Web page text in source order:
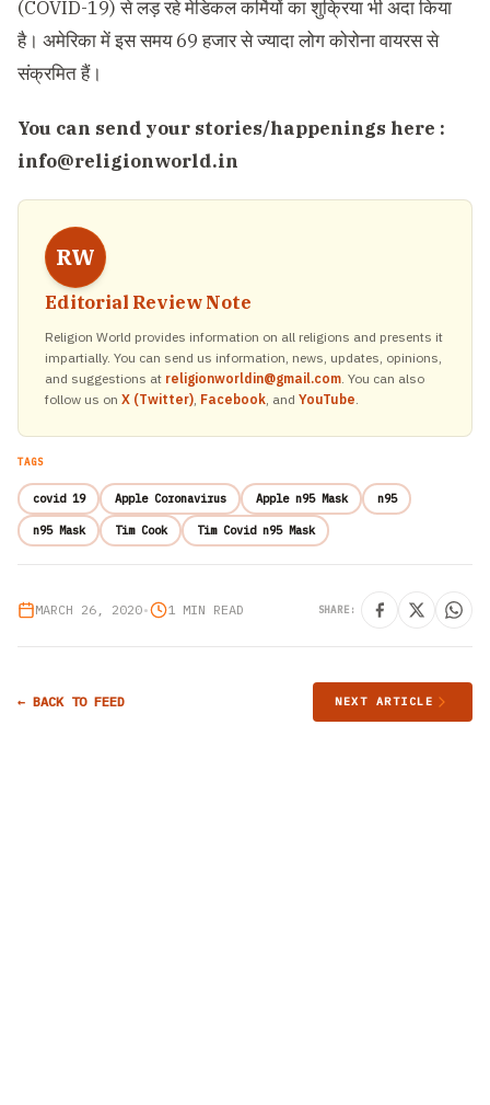
(COVID-19) से लड़ रहे मेडिकल कर्मियों का शुक्रिया भी अदा किया
है। अमेरिका में इस समय 69 हजार से ज्यादा लोग कोरोना वायरस से
संक्रमित हैं।
You can send your stories/happenings here :
info@religionworld.in
RW
Editorial Review Note
Religion World provides information on all religions and presents it
impartially. You can send us information, news, updates, opinions,
and suggestions at religionworldin@gmail.com. You can also
follow us on X (Twitter), Facebook, and YouTube.
TAGS
covid 19 Apple Coronavirus Apple n95 Mask n95
n95 Mask Tim Cook Tim Covid n95 Mask
MARCH 26, 2020• 1 MIN READ SHARE:
← BACK TO FEED NEXT ARTICLE